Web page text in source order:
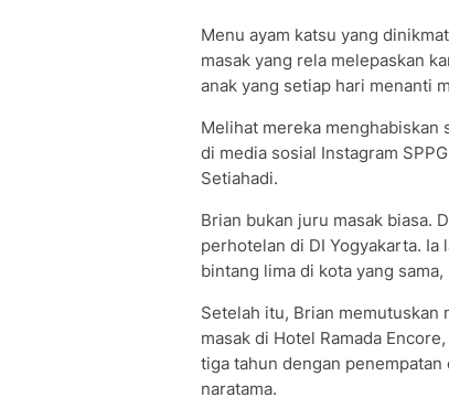
Menu ayam katsu yang
masak yang rela melepaskan
anak yang setiap hari menanti
Melihat mereka menghabiskan
di media sosial Instagram
Setiahadi.
Brian bukan juru masak biasa.
perhotelan di DI Yogyakarta.
bintang lima di kota yang sama,
Setelah itu, Brian
masak di Hotel Ramada
tiga tahun dengan
naratama.